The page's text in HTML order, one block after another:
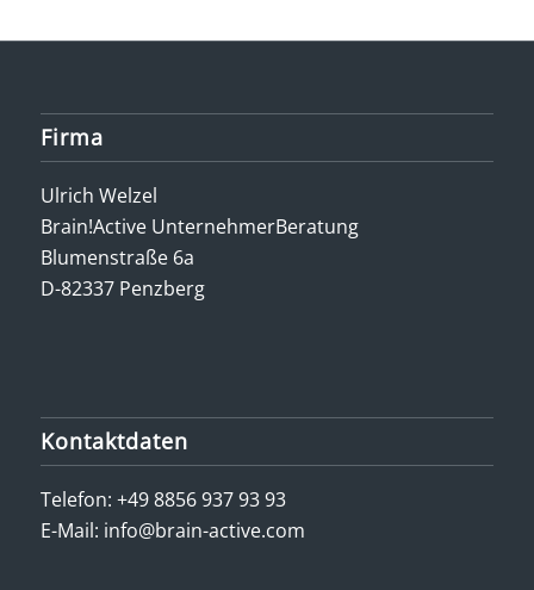
Firma
Ulrich Welzel
Brain!Active UnternehmerBeratung
Blumenstraße 6a
D-82337 Penzberg
Kontaktdaten
Telefon: +49 8856 937 93 93
E-Mail: info@brain-active.com